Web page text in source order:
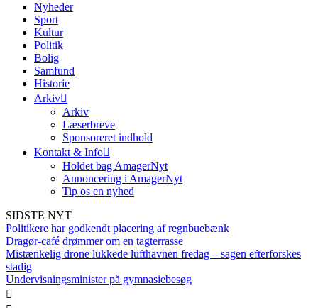
Nyheder
Sport
Kultur
Politik
Bolig
Samfund
Historie
Arkiv
Arkiv
Læserbreve
Sponsoreret indhold
Kontakt & Info
Holdet bag AmagerNyt
Annoncering i AmagerNyt
Tip os en nyhed
SIDSTE NYT
Politikere har godkendt placering af regnbuebænk
Dragør-café drømmer om en tagterrasse
Mistænkelig drone lukkede lufthavnen fredag – sagen efterforskes
stadig
Undervisningsminister på gymnasiebesøg